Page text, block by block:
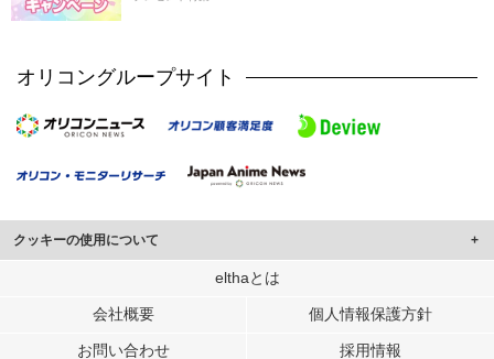
オリコングループサイト
クッキーの使用について
このサイトでは Cookie を使用して、ユーザーに合わせたコンテンツや広告の
行っています。
メディアや広告配信、データ解析の各パートナーに提供しています。
elthaとは
会社概要 個人情報保護方針
お問い合わせ 採用情報